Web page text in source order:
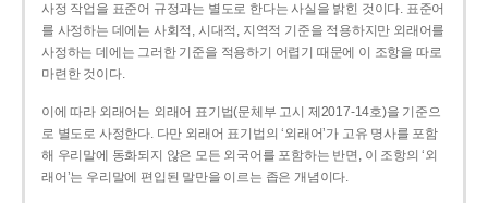
사정 작업을 표준어 규정과는 별도로 한다는 사실을 밝힌 것이다. 표준어
를 사정하는 데에는 사회적, 시대적, 지역적 기준을 적용하지만 외래어를
사정하는 데에는 그러한 기준을 적용하기 어렵기 때문에 이 조항을 따로
마련한 것이다.
이에 따라 외래어는 외래어 표기법(문체부 고시 제2017-14호)을 기준으
로 별도로 사정한다. 다만 외래어 표기법의 ‘외래어’가 고유 명사를 포함
해 우리말에 동화되지 않은 모든 외국어를 포함하는 반면, 이 조항의 ‘외
래어’는 우리말에 편입된 말만을 이르는 좁은 개념이다.